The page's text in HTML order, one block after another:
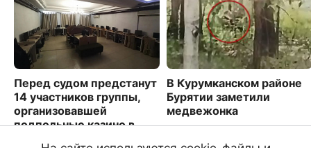
Перед судом предстанут
14 участников группы,
организовавшей
подпольные казино в
В Курумканском районе
Бурятии заметили
медвежонка